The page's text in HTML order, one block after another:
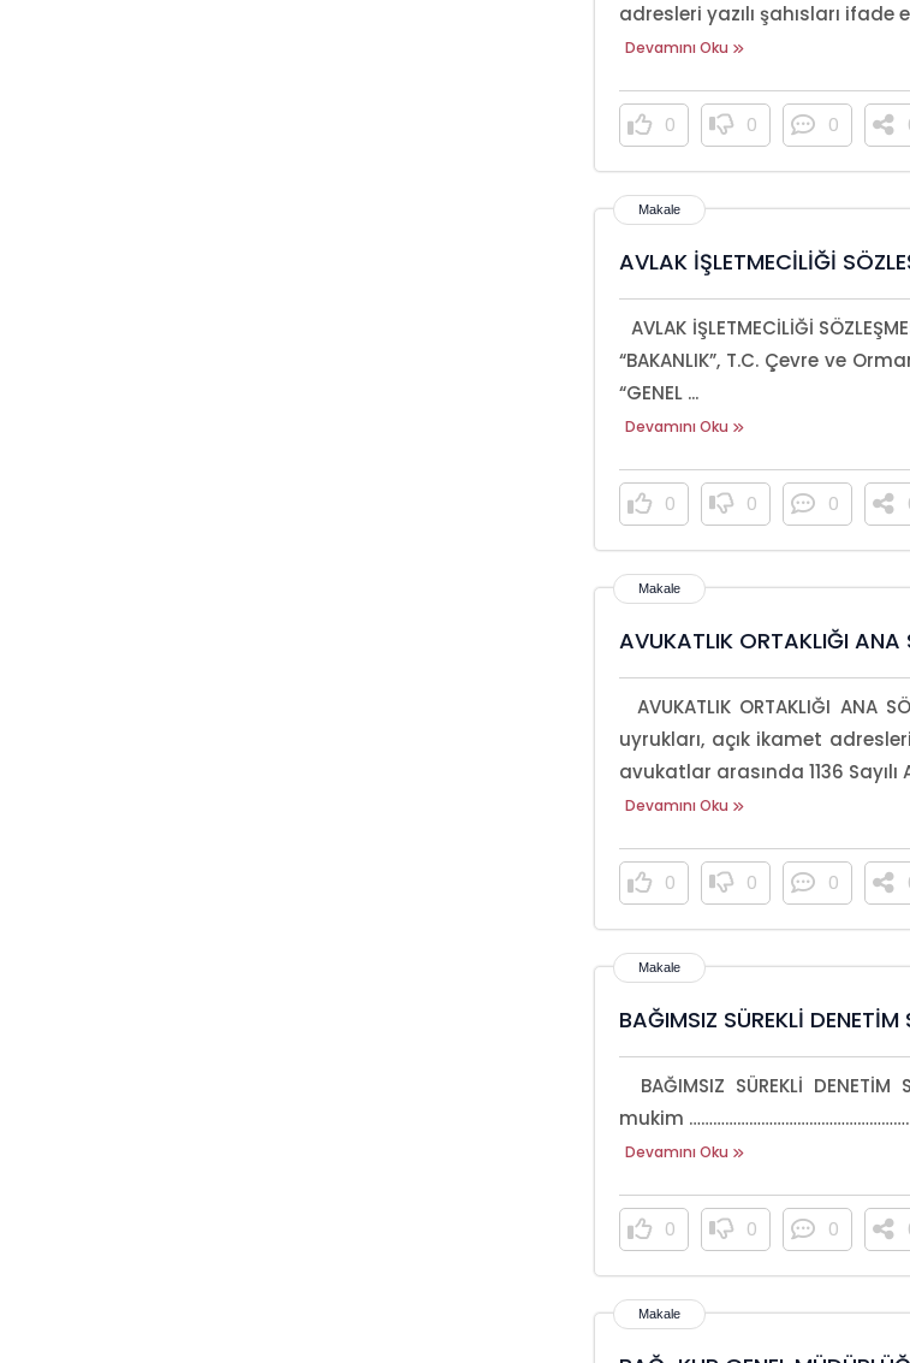
adresleri yazılı şahısları ifade
Devamını Oku
0 0 0
AVLAK İŞLETMECİLİĞİ
AVLAK İŞLETMECİLİĞİ
“BAKANLIK”, T.C. Çevre ve
“GENEL ...
Devamını Oku
0 0 0
AVUKATLIK ORTAKLIĞI ANA
AVUKATLIK ORTAKLIĞI ANA
uyrukları, açık ikamet
avukatlar arasında 1136 Sayılı
Devamını Oku
0 0 0
BAĞIMSIZ SÜREKLİ DENETİM
BAĞIMSIZ SÜREKLİ
mukim
Devamını Oku
0 0 0